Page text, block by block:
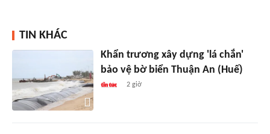
TIN KHÁC
Khẩn trương xây dựng 'lá chắn'
bảo vệ bờ biển Thuận An (Huế)
2 giờ